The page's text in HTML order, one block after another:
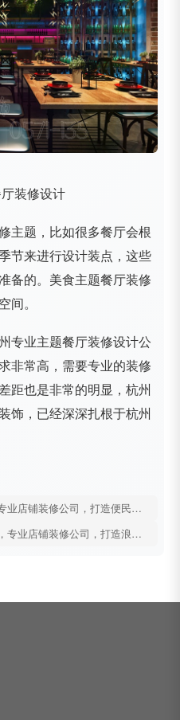
装修设计
主题，比如很多餐厅会根
节来进行设计装点，这些
备的。美食主题餐厅装修
间。
专业主题餐厅装修设计公
非常高，需要专业的装修
距也是非常的明显，杭州
饰，已经深深扎根于杭州
上一篇：杭州零售店装修技巧，专业店铺装修公司，打造便民零售店
下一篇：杭州文艺琴行店铺装修，专业店铺装修公司，打造浪漫专业的乐器空间